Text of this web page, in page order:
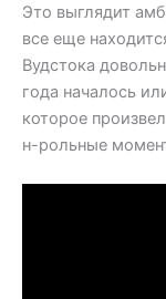
Это выглядит
все еще
Вудстока
года началось
которое
н-рольные